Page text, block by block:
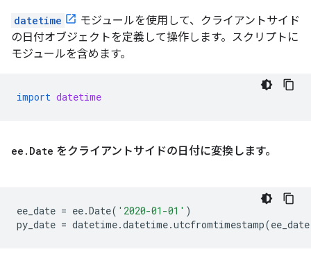
datetime
モジュールを使用して、クライアントサイド
の日付オブジェクトを定義して操作します。スクリプトに
モジュールを含めます。
import datetime
ee . Date をクライアントサイドの日付に変換します。
ee_date = ee.Date( '2020-01-01' )
py_date = datetime.datetime.utcfromtimestamp(ee_date